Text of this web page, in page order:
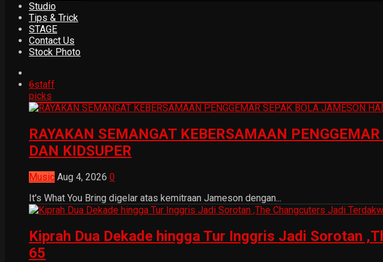
Studio
Tips & Trick
STAGE
Contact Us
Stock Photo
6staff
picks
RAYAKAN SEMANGAT KEBERSAMAAN
DAN KIDSUPER
Music Aug 4, 2026 0
It's What You Bring digelar atas kemitraan Jameson dengan...
Kiprah Dua Dekade hingga Tur Inggris Jadi Sorotan
65